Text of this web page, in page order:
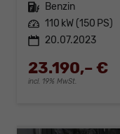
Kraftstoff Benzin
Leistung 110 kW (150 PS)
20.07.2023
23.190,– €
incl. 19% MwSt.